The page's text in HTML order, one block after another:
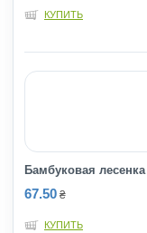
КУПИТЬ
Бамбуковая
67.50 ₴
КУПИТЬ